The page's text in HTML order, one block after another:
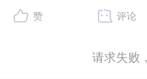
终，我和世界都会一
会一起接纳你包容你
赞 评论
请求失败